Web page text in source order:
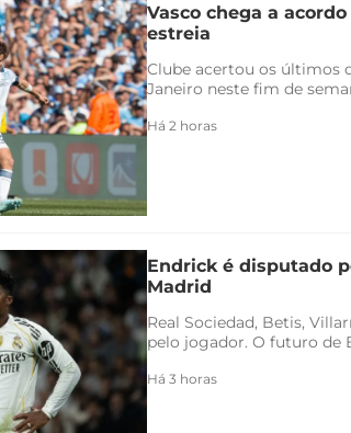
Vasco chega a
estreia
Clube acertou os últimos
Janeiro neste fim de
Há 2 horas
Endrick é disputado
Madrid
Real Sociedad, Betis,
pelo jogador. O futuro de
Há 3 horas